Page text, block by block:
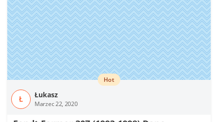
Ł Łukasz
Marzec 22, 2020
Hot